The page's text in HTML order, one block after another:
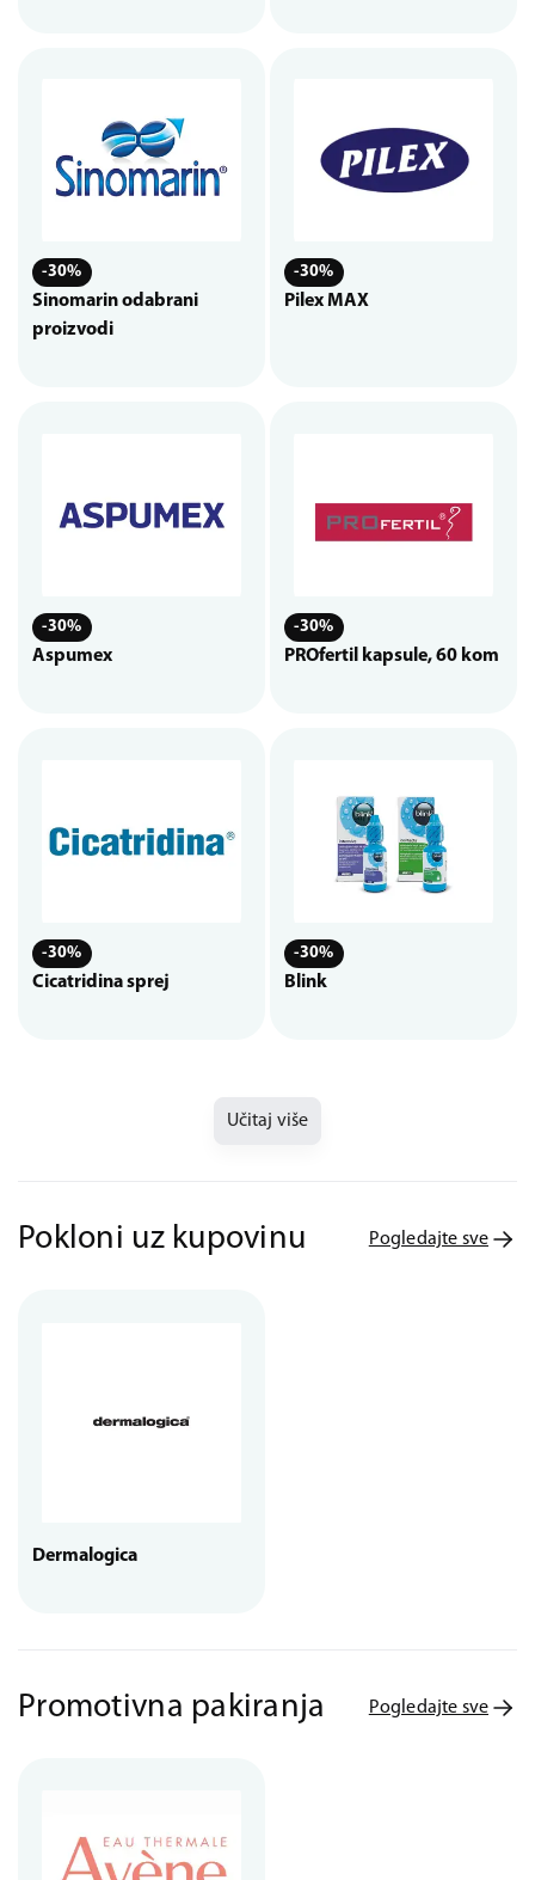
-30%
Sinomarin odabrani
proizvodi
-30%
Pilex MAX
-30%
Aspumex
-30%
PROfertil kapsule, 60 kom
-30%
Cicatridina sprej
-30%
Blink
Učitaj više
Pokloni uz kupovinu Pogledajte sve
Dermalogica
Promotivna pakiranja Pogledajte sve